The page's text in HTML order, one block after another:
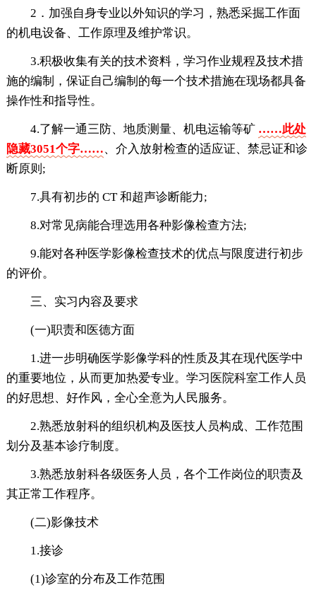
2．加强自身专业以外知识的学习，熟悉采掘工作面
的机电设备、工作原理及维护常识。
3.积极收集有关的技术资料，学习作业规程及技术措
施的编制，保证自己编制的每一个技术措施在现场都具备
操作性和指导性。
4.了解一通三防、地质测量、机电运输等矿 ……此处
隐藏3051个字……、介入放射检查的适应证、禁忌证和诊
断原则;
7.具有初步的 CT 和超声诊断能力;
8.对常见病能合理选用各种影像检查方法;
9.能对各种医学影像检查技术的优点与限度进行初步
的评价。
三、实习内容及要求
(一)职责和医德方面
1.进一步明确医学影像学科的性质及其在现代医学中
的重要地位，从而更加热爱专业。学习医院科室工作人员
的好思想、好作风，全心全意为人民服务。
2.熟悉放射科的组织机构及医技人员构成、工作范围
划分及基本诊疗制度。
3.熟悉放射科各级医务人员，各个工作岗位的职责及
其正常工作程序。
(二)影像技术
1.接诊
(1)诊室的分布及工作范围